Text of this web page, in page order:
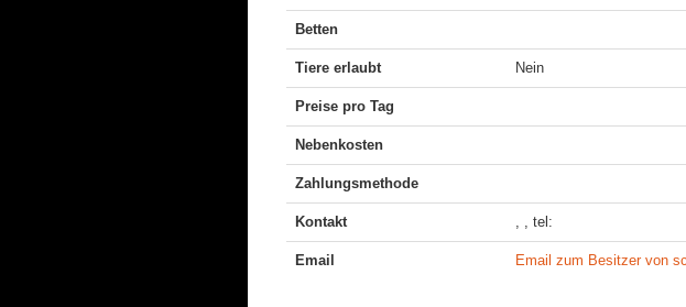
Betten
Tiere erlaubt Nein
Preise pro Tag
Nebenkosten
Zahlungsmethode
Kontakt , , tel:
Email Email zum Besitzer von